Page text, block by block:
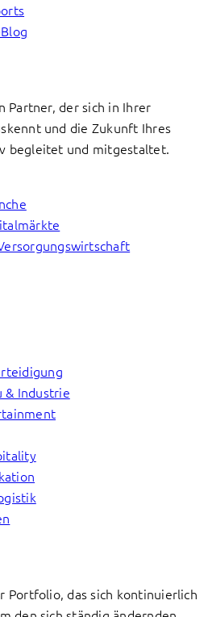
Partner, der sich in Ihrer
und die Zukunft Ihres
begleitet und mitgestaltet.
& Industrie
Portfolio, das sich kontinuierlich